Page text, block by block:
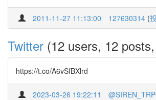
2011-11-27 11:13:00 127630314 (
Twitter (12 users, 12
https://t.co/A6vSfBXlrd
2023-03-26 19:22:11